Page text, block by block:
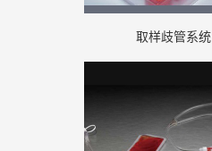
取样歧管系统